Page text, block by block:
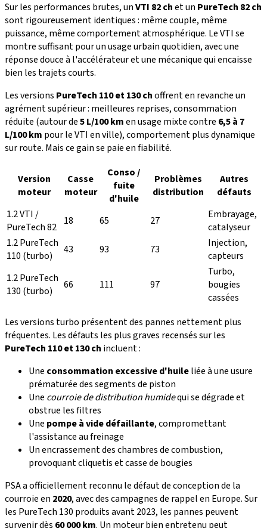
Sur les performances brutes, unVTI 82 chet un PureTech 82 ch
sont rigoureusement identiques : même couple, même
puissance, même comportement atmosphérique. Le VTI se
montre suffisant pour un usage urbain quotidien, avec une
réponse douce à l'accélérateur et une mécanique qui encaisse
bien les trajets courts.
Les versions PureTech 110 et 130 choffrent en revanche un
agrément supérieur : meilleures reprises, consommation
réduite (autour de5 L/100 kmen usage mixte contre 6,5 à 7
L/100 km pour le VTI en ville), comportement plus dynamique
sur route. Mais ce gain se paie en fiabilité.
Version
moteur
Casse
moteur
Conso /
fuite
d'huile
Problèmes
distribution
Autres
défauts
1.2 VTI /
PureTech 82 18 65 27
Embrayage,
catalyseur
1.2 PureTech
110 (turbo)
43 93 73
Injection,
capteurs
1.2 PureTech
130 (turbo)
66 111 97
Turbo,
bougies
cassées
Les versions turbo présentent des pannes nettement plus
fréquentes. Les défauts les plus graves recensés sur les
PureTech 110 et 130 ch incluent :
Une consommation excessive d'huileliée à une usure
prématurée des segments de piston
Une courroie de distribution humidequi se dégrade et
obstrue les filtres
Une pompe à vide défaillante, compromettant
l'assistance au freinage
Un encrassement des chambres de combustion,
provoquant cliquetis et casse de bougies
PSA a officiellement reconnu le défaut de conception de la
courroie en 2020, avec des campagnes de rappel en Europe. Sur
les PureTech 130 produits avant 2023, les pannes peuvent
survenir dès 60 000 km. Un moteur bien entretenu peut